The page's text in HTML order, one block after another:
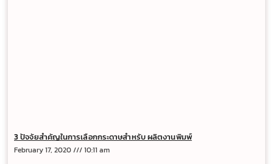
3 ปัจจัยสำคัญในการเลือกกระดาษสำหรับ ผลิตงานพิมพ์
February 17, 2020
10:11 am